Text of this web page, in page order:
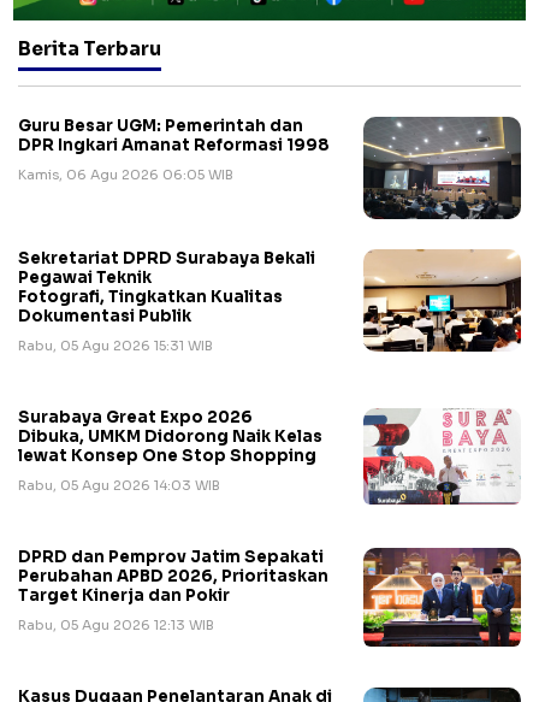
Berita Terbaru
Guru Besar UGM: Pemerintah dan
DPR Ingkari Amanat Reformasi 1998
Kamis, 06 Agu 2026 06:05 WIB
Sekretariat DPRD Surabaya Bekali
Pegawai Teknik
Fotografi, Tingkatkan Kualitas
Dokumentasi Publik
Rabu, 05 Agu 2026 15:31 WIB
Surabaya Great Expo 2026
Dibuka, UMKM Didorong Naik Kelas
lewat Konsep One Stop Shopping
Rabu, 05 Agu 2026 14:03 WIB
DPRD dan Pemprov Jatim Sepakati
Perubahan APBD 2026, Prioritaskan
Target Kinerja dan Pokir
Rabu, 05 Agu 2026 12:13 WIB
Kasus Dugaan Penelantaran Anak di